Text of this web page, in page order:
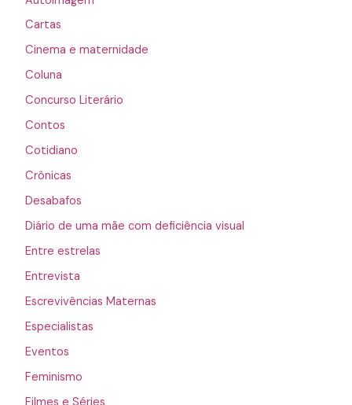
Cartas
Cinema e maternidade
Coluna
Concurso Literário
Contos
Cotidiano
Crônicas
Desabafos
Diário de uma mãe com deficiência visual
Entre estrelas
Entrevista
Escrevivências Maternas
Especialistas
Eventos
Feminismo
Filmes e Séries